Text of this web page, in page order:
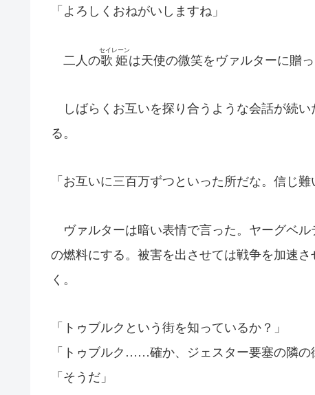
「よろしくおねがいしますね」
二人の歌姫
セイレーン
は天使の微笑をヴァルターに贈っ
しばらくお互いを探り合うような会話が続
る。
「お互いに三百万ずつといった所だな。信じ難
ヴァルターは暗い表情で言った。ヤーグベ
の燃料にする。被害を出させては戦争を加速
く。
「トゥブルクという街を知っているか？」
「トゥブルク……確か、ジェスター要塞の隣の
「そうだ」